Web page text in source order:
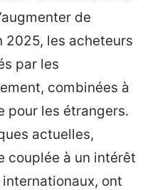
de
2025, les acheteurs
par les
combinées à
pour les étrangers.
actuelles,
couplée à un intérêt
ont